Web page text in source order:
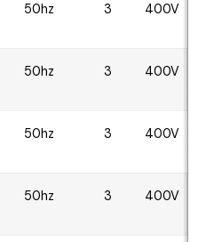
50hz 3 400V
50hz 3 400V
50hz 3 400V
50hz 3 400V